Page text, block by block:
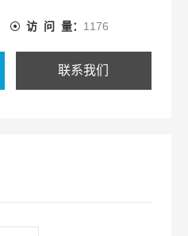
访 问 量： 1176
联系我们